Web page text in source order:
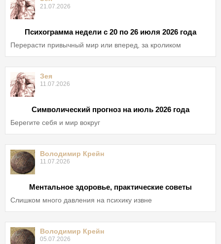
21.07.2026
Психограмма недели с 20 по 26 июля 2026 года
Перерасти привычный мир или вперед, за кроликом
Зея
11.07.2026
Символический прогноз на июль 2026 года
Берегите себя и мир вокруг
Володимир Крейн
11.07.2026
Ментальное здоровье, практические советы
Слишком много давления на психику извне
Володимир Крейн
05.07.2026